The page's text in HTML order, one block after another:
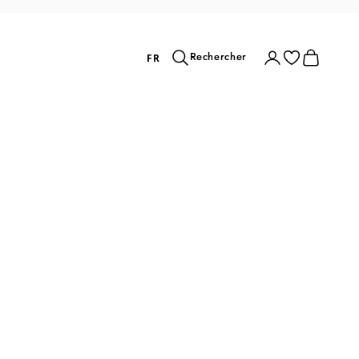
FR Rechercher
Rechercher ConnexionPanier